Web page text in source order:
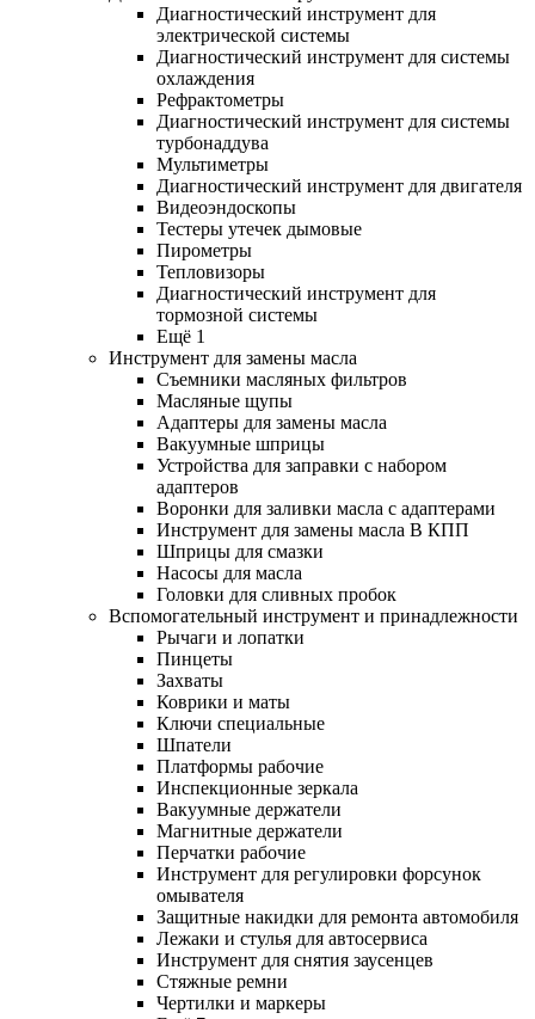
Диагностический инструмент для
электрической системы
Диагностический инструмент для системы
охлаждения
Рефрактометры
Диагностический инструмент для системы
турбонаддува
Мультиметры
Диагностический инструмент для двигателя
Видеоэндоскопы
Тестеры утечек дымовые
Пирометры
Тепловизоры
Диагностический инструмент для
тормозной системы
Ещё 1
Инструмент для замены масла
Съемники масляных фильтров
Масляные щупы
Адаптеры для замены масла
Вакуумные шприцы
Устройства для заправки с набором
адаптеров
Воронки для заливки масла с адаптерами
Инструмент для замены масла В КПП
Шприцы для смазки
Насосы для масла
Головки для сливных пробок
Вспомогательный инструмент и принадлежности
Рычаги и лопатки
Пинцеты
Захваты
Коврики и маты
Ключи специальные
Шпатели
Платформы рабочие
Инспекционные зеркала
Вакуумные держатели
Магнитные держатели
Перчатки рабочие
Инструмент для регулировки форсунок
омывателя
Защитные накидки для ремонта автомобиля
Лежаки и стулья для автосервиса
Инструмент для снятия заусенцев
Стяжные ремни
Чертилки и маркеры